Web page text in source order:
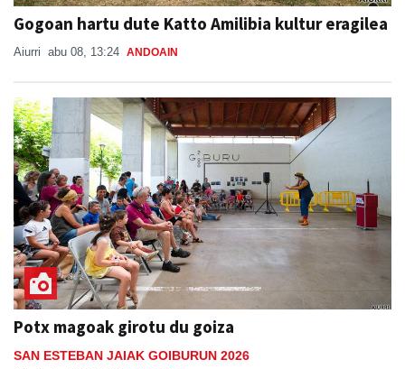
Gogoan hartu dute Katto Amilibia kultur eragilea
Aiurri abu 08, 13:24 ANDOAIN
Potx magoak girotu du goiza
SAN ESTEBAN JAIAK GOIBURUN 2026